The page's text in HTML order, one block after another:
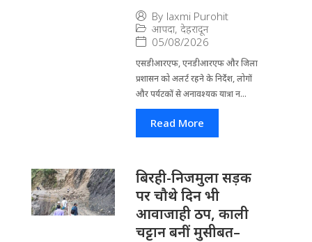
By laxmi Purohit
आपदा, देहरादून
05/08/2026
एसडीआरएफ, एनडीआरएफ और जिला
प्रशासन को अलर्ट रहने के निर्देश, लोगों
और पर्यटकों से अनावश्यक यात्रा न...
Read More
बिरही-निजमुला सड़क
पर चौथे दिन भी
आवाजाही ठप, काली
चट्टान बनीं मुसीबत–